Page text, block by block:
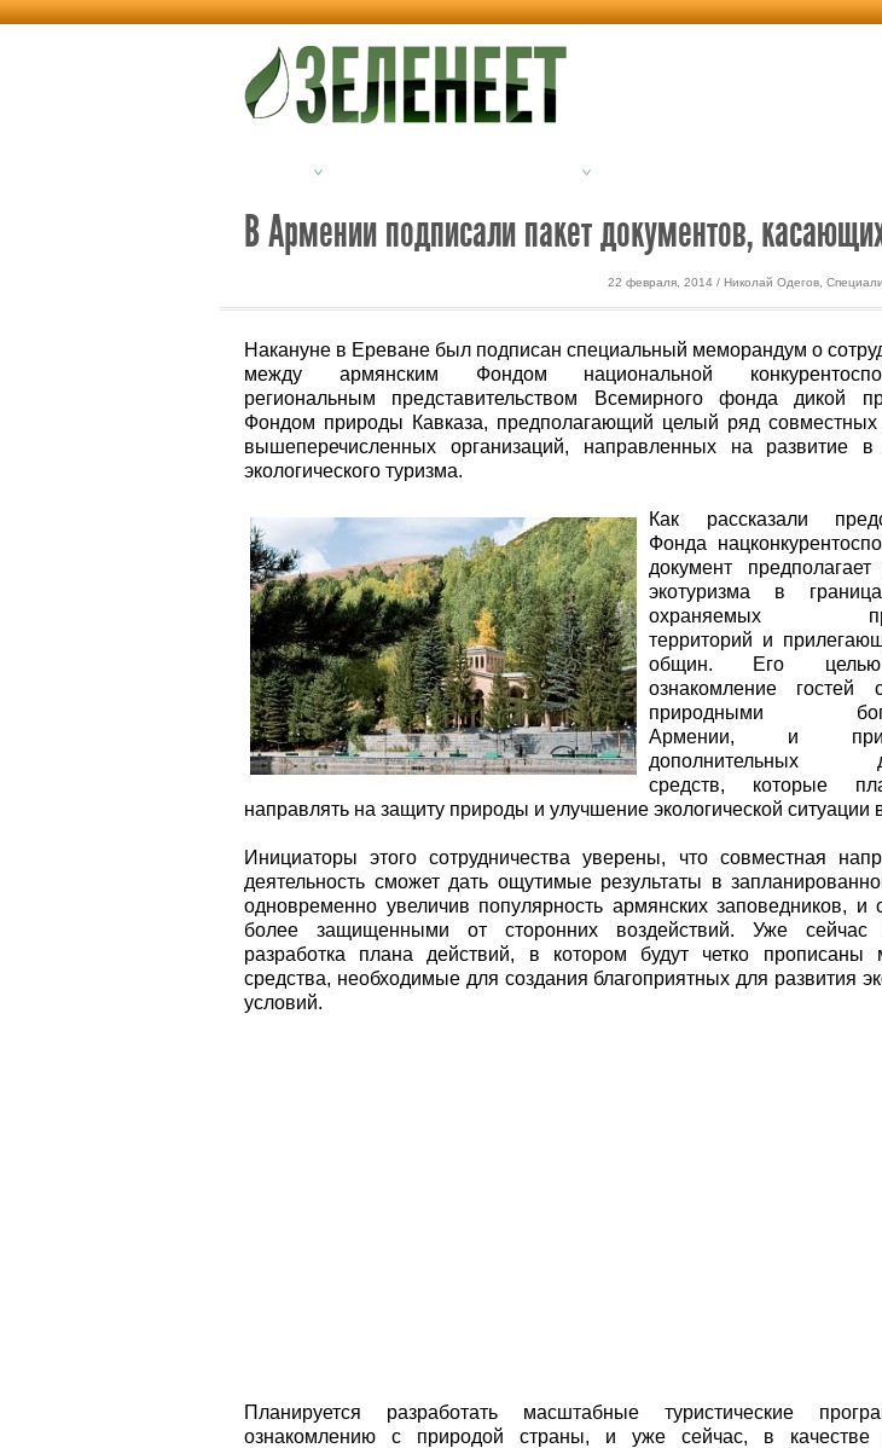
В Армении подписали пакет документов,
22 февраля, 2014 / Николай Одегов,
Накануне в Ереване был подписан специальный меморандум о
между армянским Фондом национальной
региональным представительством Всемирного фонда дикой
Фондом природы Кавказа, предполагающий целый ряд совместных
вышеперечисленных организаций, направленных на развитие
экологического туризма.
Как рассказали
Фонда
документ предполагает
экотуризма в
охраняемых
территорий и
общин. Его
ознакомление гостей
природными
Армении, и
дополнительных
средств, которые
направлять на защиту природы и улучшение экологической ситуации
Инициаторы этого сотрудничества уверены, что совместная
деятельность сможет дать ощутимые результаты в
одновременно увеличив популярность армянских заповедников, и
более защищенными от сторонних воздействий. Уже сейчас
разработка плана действий, в котором будут четко прописаны
средства, необходимые для создания благоприятных для развития
условий.
Планируется разработать масштабные туристические
ознакомлению с природой страны, и уже сейчас, в качестве